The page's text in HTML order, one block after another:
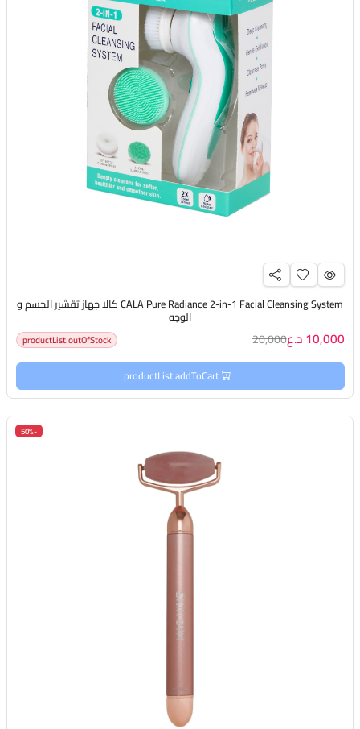
CALA Pure Radiance 2-in-1 Facial Cleansing System كالا جهاز تقشير الجسم و
الوجه
10,000 د.ع 20,000
productList.outOfStock
productList.addToCart
-50%